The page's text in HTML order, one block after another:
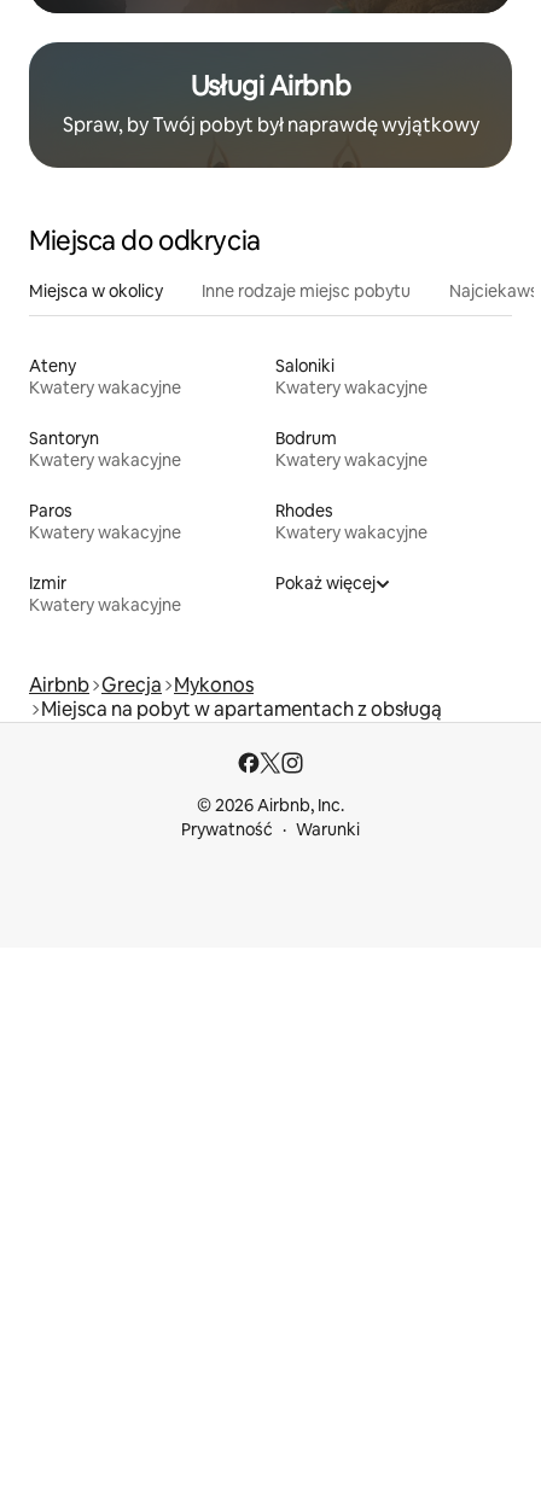
Usługi Airbnb
Spraw, by Twój pobyt był naprawdę wyjątkowy
Miejsca do odkrycia
Miejsca w okolicy Inne rodzaje miejsc pobytu
Ateny
Kwatery wakacyjne
Saloniki
Kwatery wakacyjne
Santoryn
Kwatery wakacyjne
Bodrum
Kwatery wakacyjne
Paros
Kwatery wakacyjne
Rhodes
Kwatery wakacyjne
Izmir
Kwatery wakacyjne
Pokaż więcej
Airbnb Grecja Mykonos
Miejsca na pobyt w apartamentach z obsługą
© 2026 Airbnb, Inc.
Prywatność
Warunki